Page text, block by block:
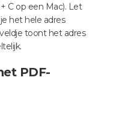
C op een Mac). Let
het hele adres
toont het adres
PDF-